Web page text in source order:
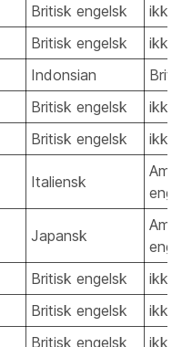
Britisk engelsk
ikke
Britisk engelsk
ikke
Indonsian
Britisk engelsk
ikke
Britisk engelsk ikke
Italiensk
Japansk
Britisk engelsk
ikke
Britisk engelsk
ikke
Britisk engelsk
ikke